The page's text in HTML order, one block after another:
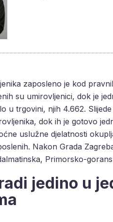
zaposleno je kod
su umirovljenici, dok je
u trgovini, njih 4.662.
dok ih je gotovo
uslužne djelatnosti
Nakon Grada
Primorsko-
jedino u